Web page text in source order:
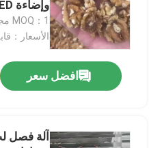
آلة قصف الجوز
آلة قصف البقان
آلة الفرز الصناعية
آلة الفرز الأوتوماتيكي
الفولاذ
MOQ：1 مجموعة
الأسعار：
افضل سعر
آلة فصل